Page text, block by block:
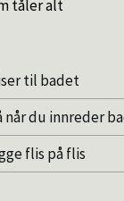
tåler alt
til badet
du innreder
flis på flis